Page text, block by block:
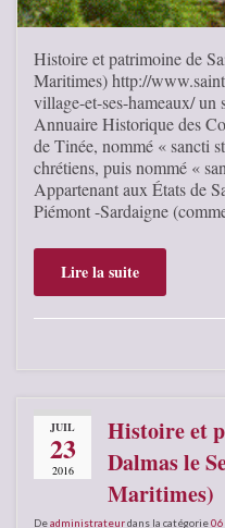
Histoire et patrimoine de
Maritimes) http://
village-et-ses-hameaux/ un
Annuaire Historique des
de Tinée, nommé « sancti
chrétiens, puis nommé «
Appartenant aux États de
Piémont -Sardaigne
Lire la suite
JUIL
23
2016
Histoire et
Dalmas le
Maritimes)
Deadministrateurdans la catégorie